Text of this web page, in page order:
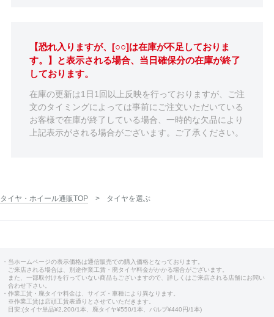
【恐れ入りますが、[○○]は在庫が不足しておりま
す。】と表示される場合、当日確保分の在庫が終了
しております。
在庫の更新は1日1回以上反映を行っておりますが、ご注
文のタイミングによっては事前にご注文いただいている
お客様で在庫が終了している場合、一時的な欠品により
上記表示がされる場合がございます。ご了承ください。
タイヤ・ホイール通販TOP タイヤを選ぶ
・当ホームページの表示価格は通信販売での購入価格となっております。
ご来店される場合は、別途作業工賃・廃タイヤ料金がかかる場合がございます。
また、一部取付けを行っていない商品もございますので、詳しくはご来店される店舗にお問い
合わせ下さい。
・作業工賃・廃タイヤ料金は、サイズ・車種により異なります。
※作業工賃は店頭工賃表通りとさせていただきます。
目安:(タイヤ単品¥2,200/1本、廃タイヤ¥550/1本、バルブ¥440円/1本)